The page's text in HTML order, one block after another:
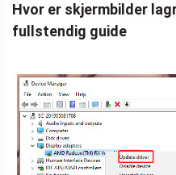
Hvor er skjermbilder
fullstendig guide